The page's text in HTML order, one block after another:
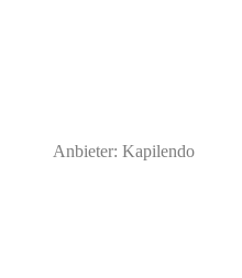
Anbieter: Kapilendo